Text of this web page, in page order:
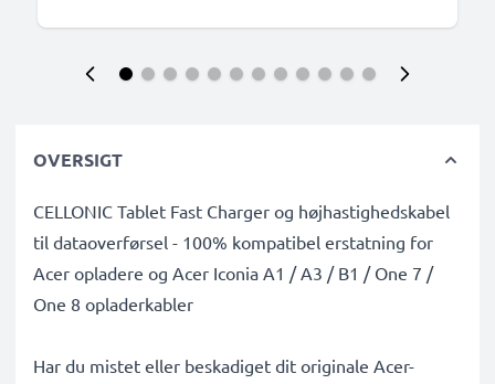
OVERSIGT
CELLONIC Tablet Fast Charger og højhastighedskabel
til dataoverførsel - 100% kompatibel erstatning for
Acer opladere og Acer Iconia A1 / A3 / B1 / One 7 /
One 8 opladerkabler
Har du mistet eller beskadiget dit originale Acer-